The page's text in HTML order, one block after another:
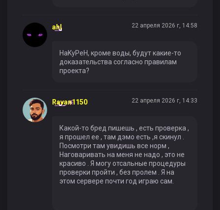
ahl 22 апреля 2026 г, 14:58
HaKyPeH, кроме воды, будут какие-то
доказательства согласно правилам
проекта?
Ravan1150 22 апреля 2026 г, 14:33
Какой-то бред пишешь , есть проверка ,
я прошел ее , там дэмо есть ,я скинул .
Посмотри там увидишь все норм ,
Наговаривать на меня не надо , это не
красиво . Я могу отсальные процедуры
проверки пройти , без пролем . Я на
этом сервере почти год играю сам.